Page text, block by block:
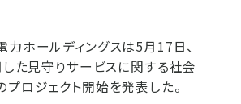
ホールディングスは5月17日、
た見守りサービスに関する社会
ロジェクト開始を発表した。